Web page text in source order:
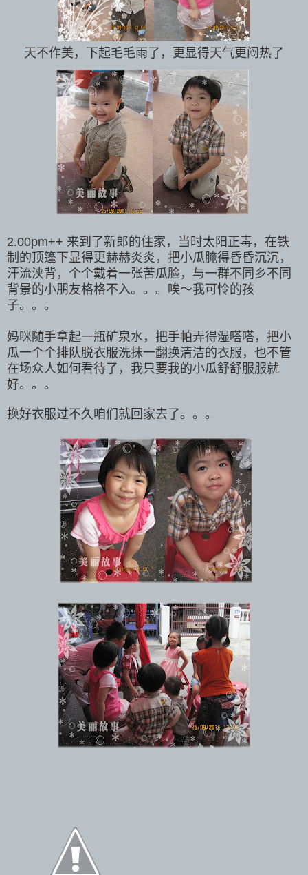
天不作美，下起毛毛雨了，更显得天气更闷热了
2.00pm++ 来到了新郎的住家，当时太阳正毒，在铁
制的顶篷下显得更赫赫炎炎，把小瓜腌得昏昏沉沉，
汗流浃背，个个戴着一张苦瓜脸，与一群不同乡不同
背景的小朋友格格不入。。。唉～我可怜的孩
子。。。
妈咪随手拿起一瓶矿泉水，把手帕弄得湿嗒嗒，把小
瓜一个个排队脱衣服洗抹一翻换清洁的衣服，也不管
在场众人如何看待了，我只要我的小瓜舒舒服服就
好。。。
换好衣服过不久咱们就回家去了。。。